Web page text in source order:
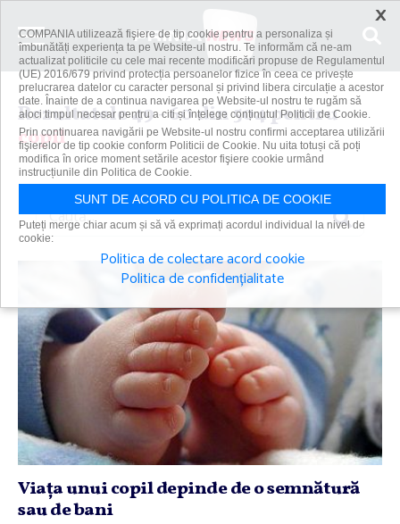
Rezultatele 49 - 60 din 504 pentru
copil
Caută
Viaţa unui copil depinde de o semnătură
sau de bani
×
COMPANIA utilizează fişiere de tip cookie pentru a personaliza și
îmbunătăți experiența ta pe Website-ul nostru. Te informăm că ne-am
actualizat politicile cu cele mai recente modificări propuse de Regulamentul
(UE) 2016/679 privind protecția persoanelor fizice în ceea ce privește
prelucrarea datelor cu caracter personal și privind libera circulație a acestor
date. Înainte de a continua navigarea pe Website-ul nostru te rugăm să
aloci timpul necesar pentru a citi și înțelege conținutul Politicii de Cookie.
Prin continuarea navigării pe Website-ul nostru confirmi acceptarea utilizării
fişierelor de tip cookie conform Politicii de Cookie. Nu uita totuși că poți
modifica în orice moment setările acestor fişiere cookie urmând
instrucțiunile din Politica de Cookie.
SUNT DE ACORD CU POLITICA DE COOKIE
Puteți merge chiar acum și să vă exprimați acordul individual la nivel de
cookie:
Politica de colectare acord cookie
Politica de confidențialitate